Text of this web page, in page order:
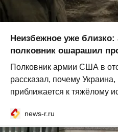
Неизбежное уже близко:
полковник ошарашил
Полковник армии США в
рассказал, почему
приближается к тяжёлому
news-r.ru